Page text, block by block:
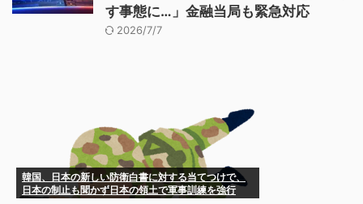
す事態に…」金融当局も緊急対応
2026/7/7
韓国、日本の新しい防衛白書に対する当てつけで、
日本の制止も聞かず日本の領土で軍事訓練を強行